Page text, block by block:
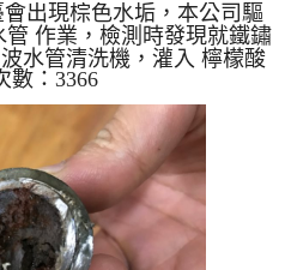
管出現棕色水垢，本公司驅
作業，檢測時發現就鐵鏽
水管清洗機，灌入 檸檬酸
分，開啟 水管清洗機 ，啟
洗出棕色的髒水，越洗就
下圖片影片，兩個多小時
也變大了!! 如是自來水，如
泥沙堆積，洗出來的水就會
化錳，管壁上會結成黑色管
一樣黑，有些洗出綠色的
裡面有銅...
數：3366